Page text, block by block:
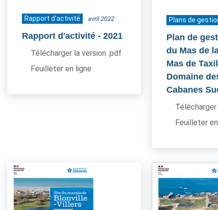
Rapport d'activité avril 2022
Rapport d'activité - 2021
Télécharger la version .pdf
Feuilleter en ligne
Plans de
Plan de
du Mas de
Mas de
Domaine
Cabanes
Feuilleter